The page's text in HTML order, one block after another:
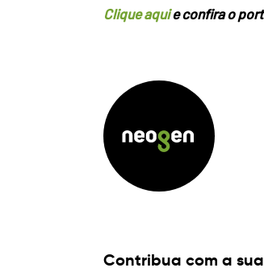
Clique aquie confira o
Contribua com a